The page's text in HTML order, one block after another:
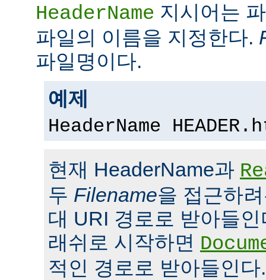
HeaderName 지시어는
파일의 이름을 지정한다.
파일명이다.
예제
HeaderName
현재 HeaderName과
두 Filename을 접근하
대 URI 경로로 받아들
래쉬로 시작하면
적인 경로로 받아들인다.